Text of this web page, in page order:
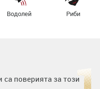
Водолей Риби
поверията за този